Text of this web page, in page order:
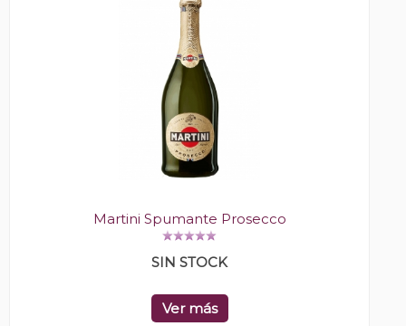
Martini Spumante Prosecco
SIN STOCK
Ver más